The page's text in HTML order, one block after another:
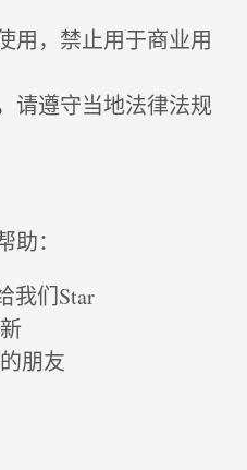
用，禁止用于商业用
请遵守当地法律法规
：
我们Star
朋友